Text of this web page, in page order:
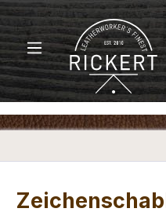
Zum Hauptinhalt springen